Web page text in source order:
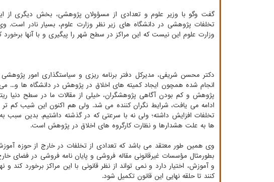
گفت وگو با وزیر علوم و تعدادی از مسؤولان پژوهشی، بخش دیگری از
تخلفات پژوهشی در دانشگاه های زیر نظر وزارت علوم، بسیار نادر است.
وزارت علوم این نیست که این مراکز در سطح شهر را پیگیری و با آنها برخورد
دکتر محسن شریفی، مدیرکل دفتر برنامه ریزی و سیاستگذاری امور
انجام شده همچون ایجاد کمیته های اخلاق در پژوهش در دانشگاه ها و...
پژوهش و کم بودن آگاهی پژوهشگران، خیلی از مقالات ما در سطح دنیا
ادامه می یافت، شرایط نگران کننده می شد. ولی هم اکنون این شیب کم
تخلفات افزایش داشته؛ ولی نه با سرعتی که در گذشته داشتیم. بدین
ها به علت هشدارها و نظارت کارگروه های اخلاق در پژوهش است.
وی همین طور معتقد می باشد که تعدادی از تخلفات در خارج از حوزه
بطورمثال مؤسسات غیرقانونی مقاله فروشی و پایان نامه فروشی در فضای
و آموزش، اختیار دارد و نمی تواند از نظر قانونی با این مراکز برخورد کند
کنند تا حلقه نهایی این قانون تکمیل شود.